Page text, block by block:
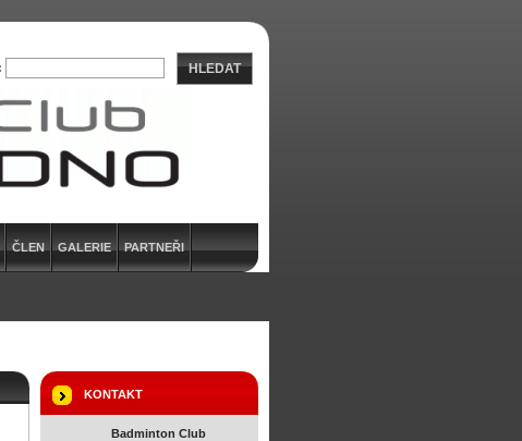
ČLEN GALERIE PARTNEŘI
KONTAKT
Badminton Club
HLEDAT